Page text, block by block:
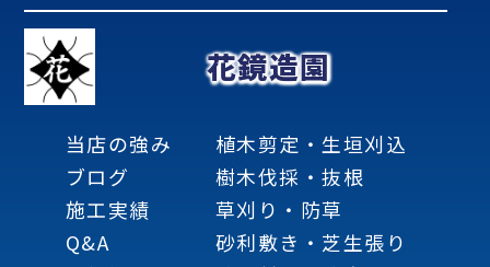
花鏡造園
当店の強み
ブログ
施工実績
Q&A
植木剪定・生垣刈込
樹木伐採・抜根
草刈り・防草
砂利敷き・芝生張り